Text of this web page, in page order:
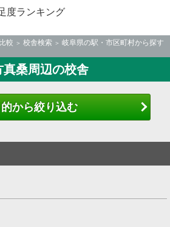
度ランキング
較 校舎検索
岐阜県の駅・市区町村から探す
真桑周辺の校舎
的から絞り込む